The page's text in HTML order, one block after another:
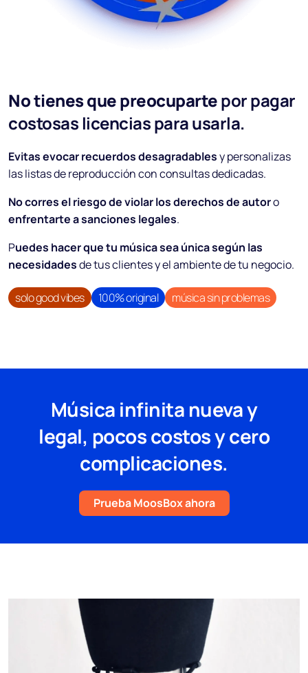
No tienes que preocupartepor pagar
costosas licencias para usarla.
Evitas evocar recuerdos desagradablesy personalizas
las listas de reproducción con consultas dedicadas.
No corres el riesgo de violar los derechos de autoro
enfrentarte a sanciones legales.
Puedes hacer que tu música sea única según las
necesidadesde tus clientes y el ambiente de tu negocio.
solo good vibes 100% original música sin problemas
Música infinita nueva y
legal, pocos costos y cero
complicaciones.
Prueba MoosBox ahora